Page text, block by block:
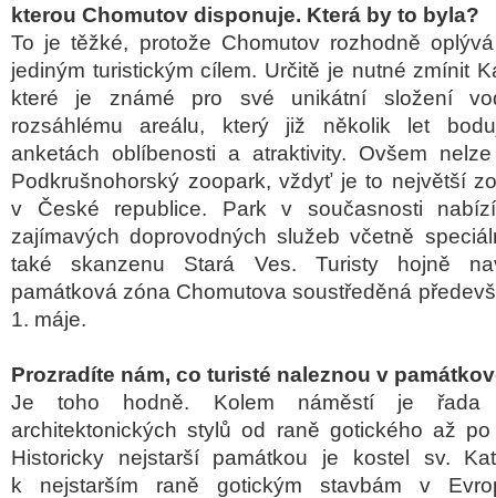
kterou Chomutov disponuje. Která by to byla?
To je těžké, protože Chomutov rozhodně
jediným turistickým cílem. Určitě je nutné zmínit
které je známé pro své unikátní složení
rozsáhlému areálu, který již několik let
anketách oblíbenosti a atraktivity. Ovšem
Podkrušnohorský zoopark, vždyť je to největší
v České republice. Park v současnosti
zajímavých doprovodných služeb včetně
také skanzenu Stará Ves. Turisty hojně
památková zóna Chomutova soustředěná
1. máje.
Prozradíte nám, co turisté naleznou v
Je toho hodně. Kolem náměstí je řada
architektonických stylů od raně gotického až
Historicky nejstarší památkou je kostel sv.
k nejstarším raně gotickým stavbám v